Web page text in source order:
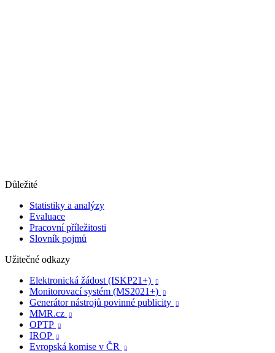
Důležité
Statistiky a analýzy
Evaluace
Pracovní příležitosti
Slovník pojmů
Užitečné odkazy
Elektronická žádost (ISKP21+)

Monitorovací systém (MS2021+) 
Generátor nástrojů povinné publicity 
MMR.cz 
OPTP 
IROP 
Evropská komise v ČR 